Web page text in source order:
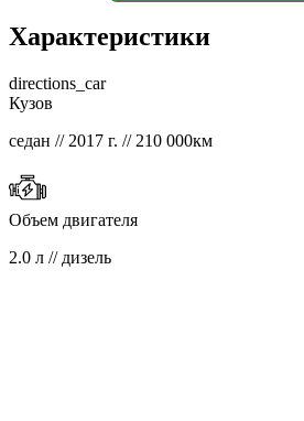
Характеристики
directions_car
Кузов
седан // 2017 г. // 210 000км
Объем двигателя
2.0 л // дизель